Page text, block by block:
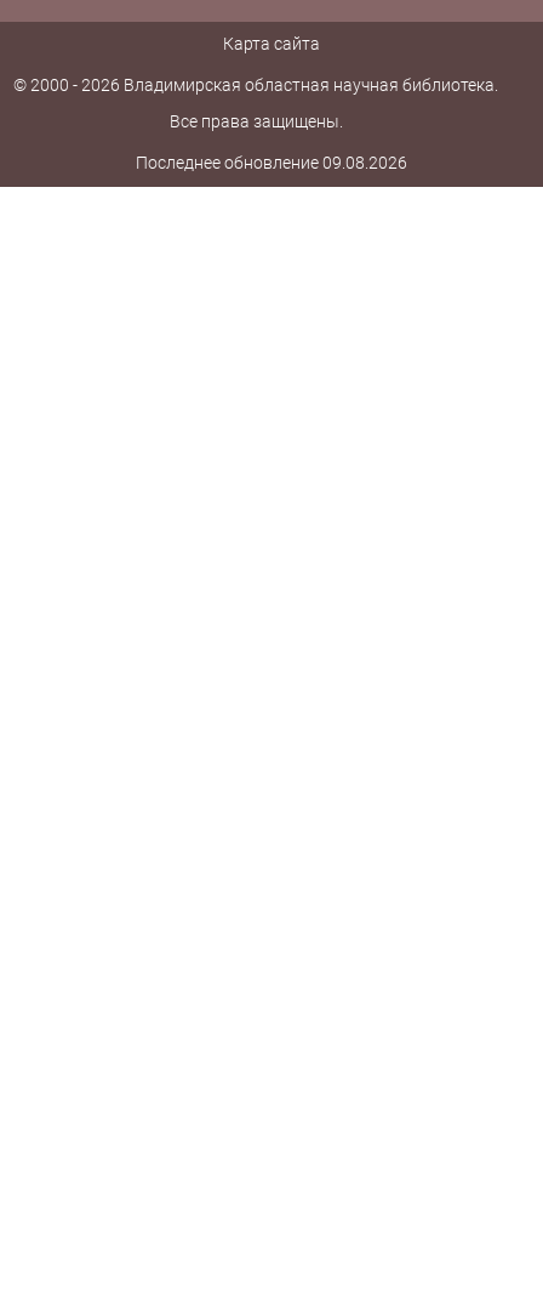
© 2000 - 2026 Владимирская областная научная библиотека.
Все права защищены.
Карта сайта
Последнее обновление 09.08.2026